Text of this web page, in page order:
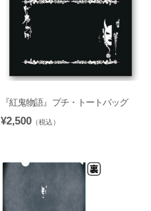
『紅鬼物語』プチ・トートバッグ
¥2,500 （税込）